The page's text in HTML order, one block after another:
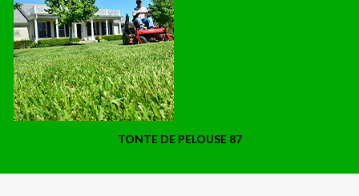
TONTE DE PELOUSE 87